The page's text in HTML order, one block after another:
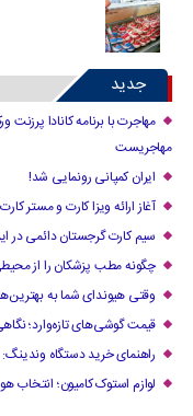
جدید
مهاجرت با برنامه کانادا
مهاجریست
ایران کمپانی رونمایی شد!
آغاز ارائه ویزا کارت و مستر کارت
سیم کارت گرجستان دائمی در
چگونه مطب پزشکان را از
وقتی هیوندای شما به بهترین‌ها
قیمت گوشی‌های تازه‌وارد؛
راهنمای خرید دستگاه
لوازم استوک کامیون؛ انتخاب